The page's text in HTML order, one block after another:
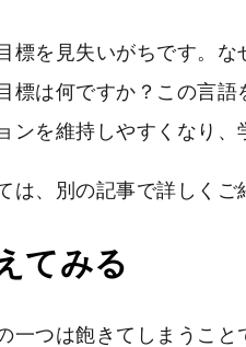
標を見失いがちです。
標は何ですか？この言
ンを維持しやすくなり
は、別の記事で詳しくご
てみる
一つは飽きてしまうこ